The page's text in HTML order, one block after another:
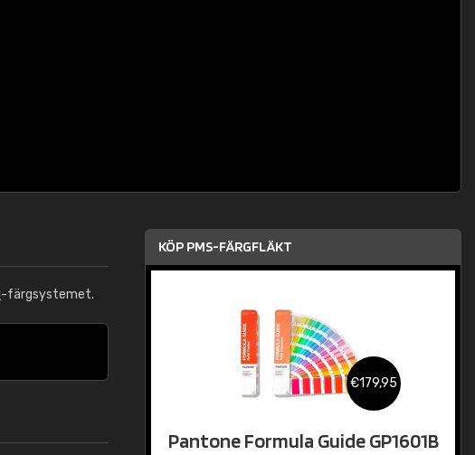
-färgsystemet.
KÖP PMS-FÄRGFLÄKT
€179,95
Pantone Formula Guide GP1601B